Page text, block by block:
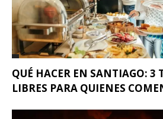
QUÉ HACER EN SANTIAGO: 3
LIBRES PARA QUIENES